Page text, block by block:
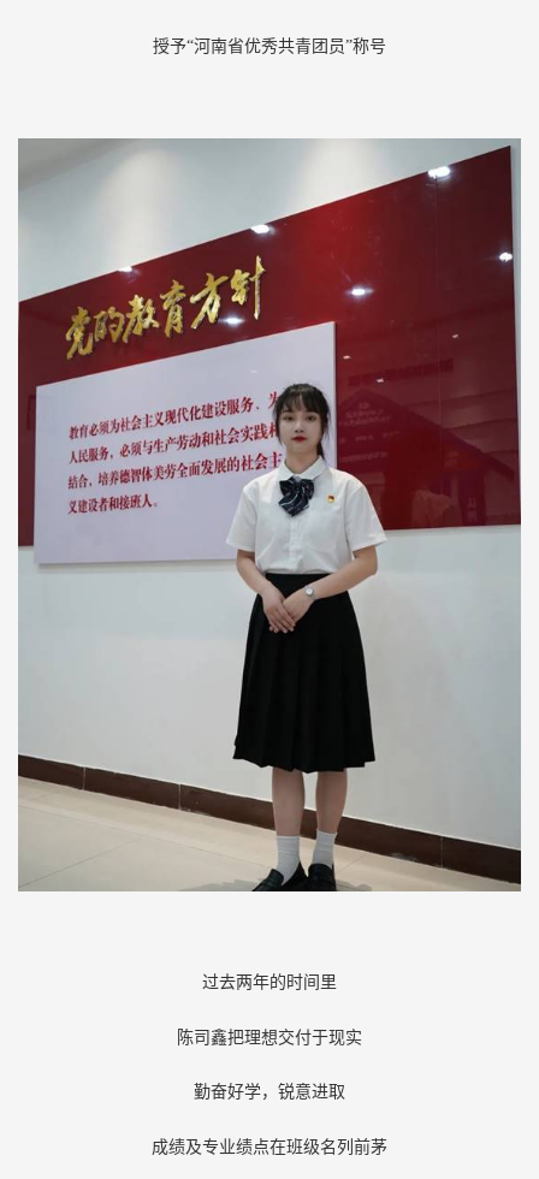
授予“河南省优秀共青团员”称号
过去两年的时间里
陈司鑫把理想交付于现实
勤奋好学，锐意进取
成绩及专业绩点在班级名列前茅